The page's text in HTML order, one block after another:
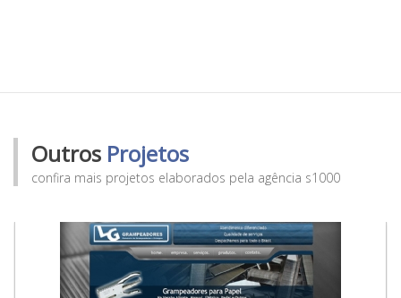
Outros Projetos
confira mais projetos elaborados pela agência s1000